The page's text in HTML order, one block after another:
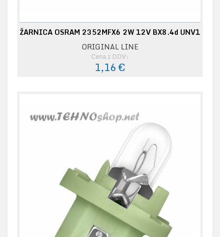
ŽARNICA OSRAM 2352MFX6 2W 12V BX8.4d UNV1
ORIGINAL LINE
Cena z DDV:
1,16 €